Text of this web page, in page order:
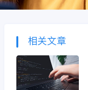
相关文章